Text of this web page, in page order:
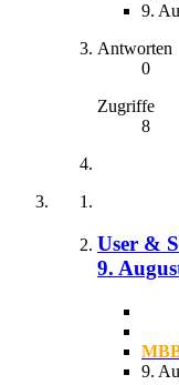
9.
Antworten
0
Zugriffe
8
User &
9.
9.